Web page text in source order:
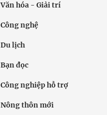
Văn hóa - Giải trí
Công nghệ
Du lịch
Bạn đọc
Công nghiệp hỗ trợ
Nông thôn mới